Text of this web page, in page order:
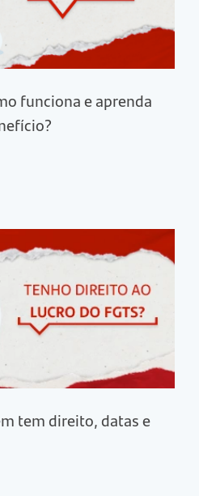
funciona e aprenda
tem direito, datas e